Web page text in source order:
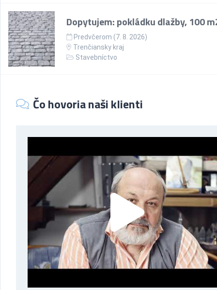
Dopytujem: pokládku dlažby, 100
Predvčerom (7. 8. 2026)
Trenčiansky kraj
Stavebníctvo
Čo hovoria naši klienti